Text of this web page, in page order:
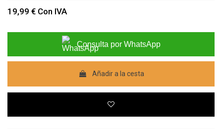
19,99 € Con IVA
Consulta por WhatsApp
Añadir a la cesta